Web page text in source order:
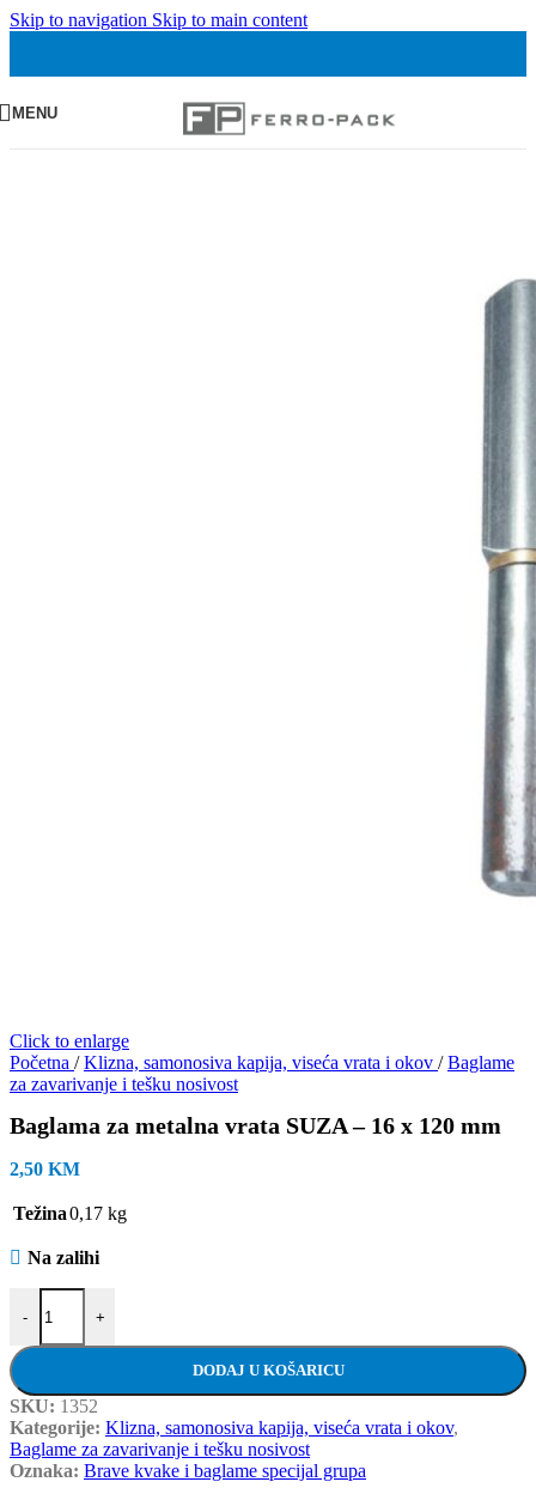
Skip to navigation Skip to main content
MENU
Click to enlarge
Početna / Klizna, samonosiva kapija, viseća vrata i okov / Baglame
za zavarivanje i tešku nosivost
Baglama za metalna vrata SUZA – 16 x 120 mm
2,50 KM
Težina0,17 kg
Na zalihi
-
Baglama za metalna vrata SUZA - 16 x 120 mm količina
+
DODAJ U KOŠARICU
SKU: 1352
Kategorije: Klizna, samonosiva kapija, viseća vrata i okov,
Baglame za zavarivanje i tešku nosivost
Oznaka: Brave kvake i baglame specijal grupa